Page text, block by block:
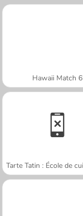
Hawaii Match 6